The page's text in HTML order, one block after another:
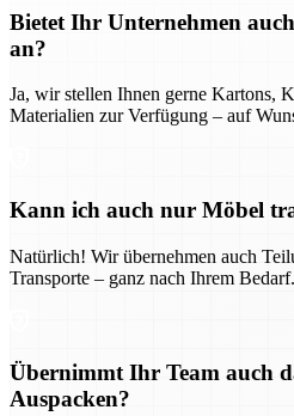
Bietet Ihr Unternehmen
an?
Ja, wir stellen Ihnen gerne Kartons,
Materialien zur Verfügung – auf
Kann ich auch nur Möbel
Natürlich! Wir übernehmen auch
Transporte – ganz nach Ihrem Bedarf.
Übernimmt Ihr Team auch
Auspacken?